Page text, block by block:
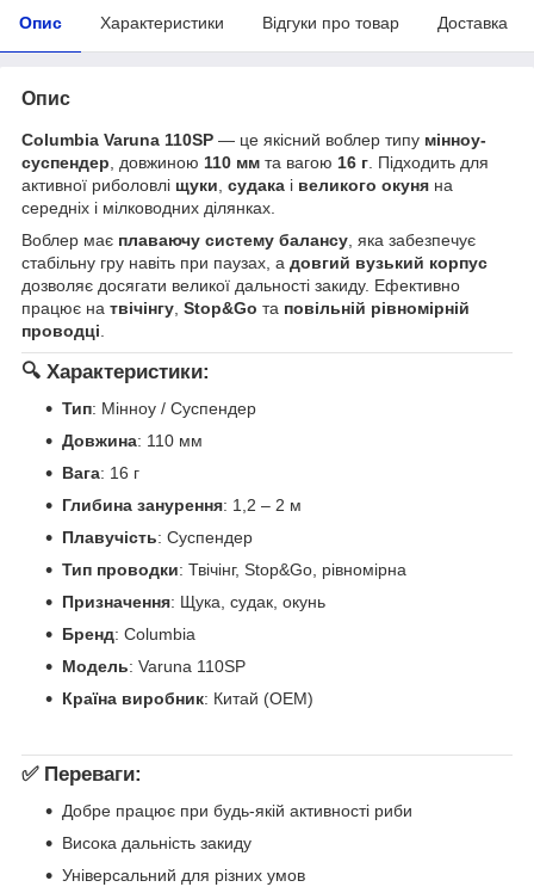
Опис Характеристики Відгуки про товар Доставка
Опис
Columbia Varuna 110SP — це якісний воблер типу мінноу-
суспендер , довжиною 110 мм та вагою 16 г . Підходить для
активної риболовлі щуки судака і великого окуня на
середніх і мілководних ділянках.
Воблер має плаваючу систему балансу , яка забезпечує
стабільну гру навіть при паузах, а довгий вузький корпус
дозволяє досягати великої дальності закиду. Ефективно
працює на твічінгу Stop&Go та повільній рівномірній
проводці
🔍 Характеристики:
Тип: Мінноу / Суспендер
Довжина: 110 мм
Вага: 16 г
Глибина занурення: 1,2 – 2 м
Плавучість: Суспендер
Тип проводки: Твічінг, Stop&Go, рівномірна
Призначення: Щука, судак, окунь
Бренд: Columbia
Модель: Varuna 110SP
Країна виробник: Китай (OEM)
✅ Переваги:
Добре працює при будь-якій активності риби
Висока дальність закиду
Універсальний для різних умов